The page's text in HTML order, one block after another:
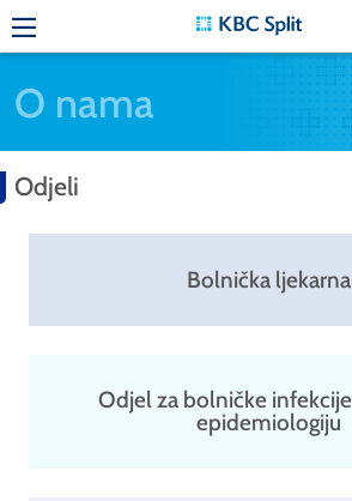
O nama
Odjeli
Bolnička ljekarna
Odjel za bolničke
epidemiologiju